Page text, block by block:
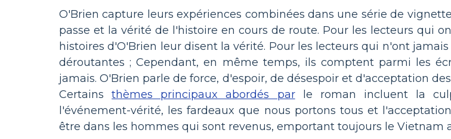
O'Brien capture leurs expériences combinées dans une série de
passe et la vérité de l'histoire en cours de route. Pour les lecteurs qui
histoires d'O'Brien leur disent la vérité. Pour les lecteurs qui n'ont
déroutantes ; Cependant, en même temps, ils comptent parmi les
jamais. O'Brien parle de force, d'espoir, de désespoir et d'acceptation
Certainsthèmes principaux abordés parle roman incluent la
l'événement-vérité, les fardeaux que nous portons tous et
être dans les hommes qui sont revenus, emportant toujours le Vietnam